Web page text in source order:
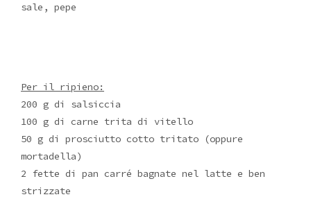
sale, pepe
Per il ripieno:
200 g di salsiccia
100 g di carne trita di vitello
50 g di prosciutto cotto tritato (oppure
mortadella)
2 fette di pan carré bagnate nel latte e ben
strizzate